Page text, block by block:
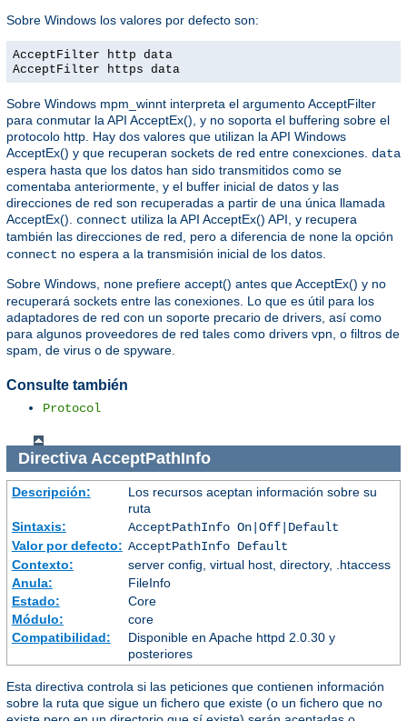
Sobre Windows los valores por defecto son:
AcceptFilter http data
AcceptFilter https data
Sobre Windows mpm_winnt interpreta el argumento AcceptFilter
para conmutar la API AcceptEx(), y no soporta el buffering sobre el
protocolo http. Hay dos valores que utilizan la API Windows
AcceptEx() y que recuperan sockets de red entre conexciones. data
espera hasta que los datos han sido transmitidos como se
comentaba anteriormente, y el buffer inicial de datos y las
direcciones de red son recuperadas a partir de una única llamada
AcceptEx(). connect utiliza la API AcceptEx() API, y recupera
también las direcciones de red, pero a diferencia de none la opción
connect no espera a la transmisión inicial de los datos.
Sobre Windows, none prefiere accept() antes que AcceptEx() y no
recuperará sockets entre las conexiones. Lo que es útil para los
adaptadores de red con un soporte precario de drivers, así como
para algunos proveedores de red tales como drivers vpn, o filtros de
spam, de virus o de spyware.
Consulte también
Protocol
Directiva AcceptPathInfo
Descripción:
Los recursos aceptan información sobre su
ruta
Sintaxis:
AcceptPathInfo On|Off|Default
Valor por defecto: AcceptPathInfo Default
Contexto:
server config, virtual host, directory, .htaccess
Anula:
FileInfo
Estado:
Core
Módulo:
core
Compatibilidad:
Disponible en Apache httpd 2.0.30 y
posteriores
Esta directiva controla si las peticiones que contienen información
sobre la ruta que sigue un fichero que existe (o un fichero que no